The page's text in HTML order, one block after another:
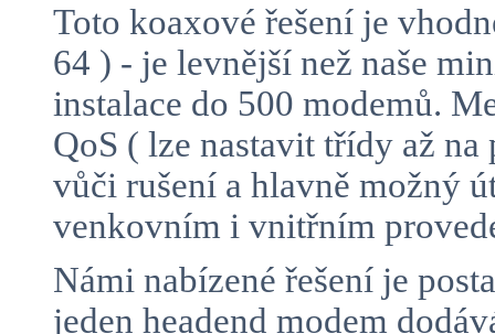
Toto koaxové řešení je
64 ) - je levnější než naše
instalace do 500 modemů.
QoS ( lze nastavit třídy až
vůči rušení a hlavně možný
venkovním i vnitřním
Námi nabízené řešení je
jeden headend modem